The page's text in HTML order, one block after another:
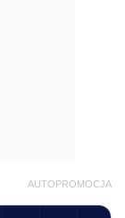
AUTOPROMOCJA